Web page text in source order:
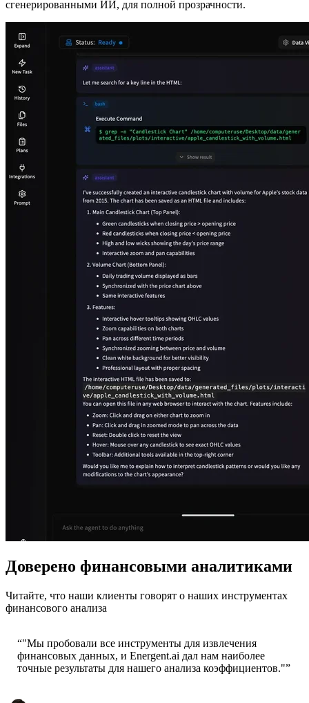
сгенерированными ИИ, для полной прозрачности.
Доверено финансовыми аналитиками
Читайте, что наши клиенты говорят о наших инструментах
финансового анализа
“"Мы пробовали все инструменты для извлечения
финансовых данных, и Energent.ai дал нам наиболее
точные результаты для нашего анализа коэффициентов."”